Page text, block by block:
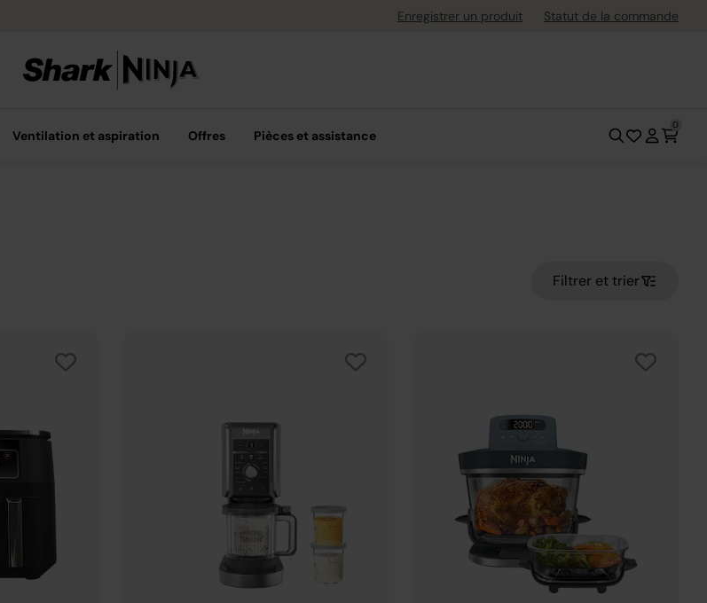
Livraison gratuite dès 40 € d'achatEnregistrer un produit Statut de la commande
Ventilation et aspiration Offres Pièces et assistance
0
Filtrer et trier